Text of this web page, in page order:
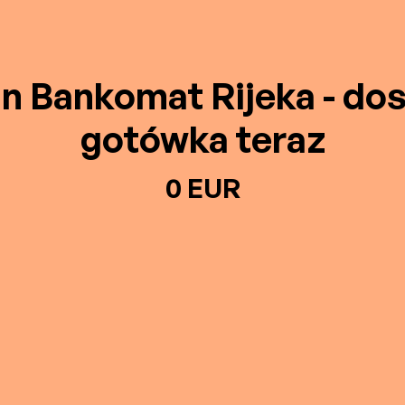
Bankomat Rijeka -
gotówka teraz
0 EUR